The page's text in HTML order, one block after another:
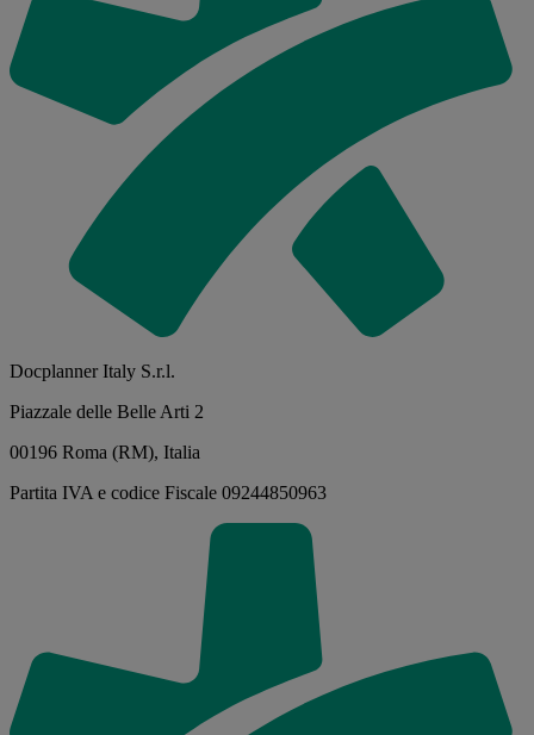
Docplanner Italy S.r.l.
Piazzale delle Belle Arti 2
00196 Roma (RM), Italia
Partita IVA e codice Fiscale 09244850963